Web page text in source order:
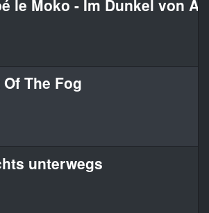
le Moko - Im Dunkel von
The Fog
unterwegs